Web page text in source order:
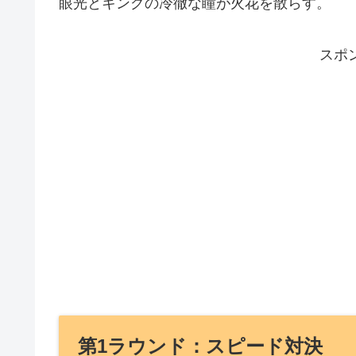
眼光とキングの冷徹な瞳が火花を散らす。
スポ
第1ラウンド：スピード対決